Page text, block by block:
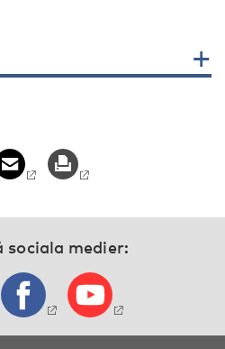
sociala medier: